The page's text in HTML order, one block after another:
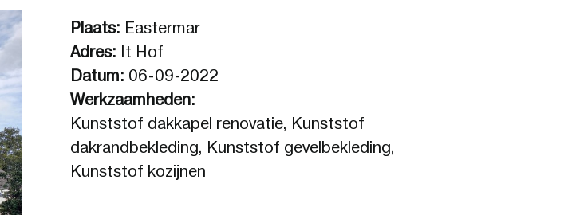
Plaats: Eastermar
Adres: It Hof
Datum: 06-09-2022
Werkzaamheden:
Kunststof dakkapel renovatie, Kunststof
dakrandbekleding, Kunststof gevelbekleding,
Kunststof kozijnen